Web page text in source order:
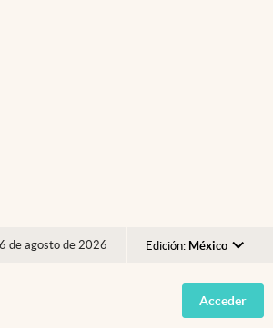
6 de agosto de 2026 Edición: México
Argentina
España
Acceder